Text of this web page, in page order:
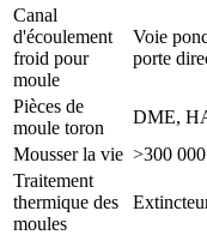
Canal
d'écoulement
froid pour
moule
Voie
porte
Pièces de
moule toron
DME,
Mousser la vie >300
Traitement
thermique des
moules